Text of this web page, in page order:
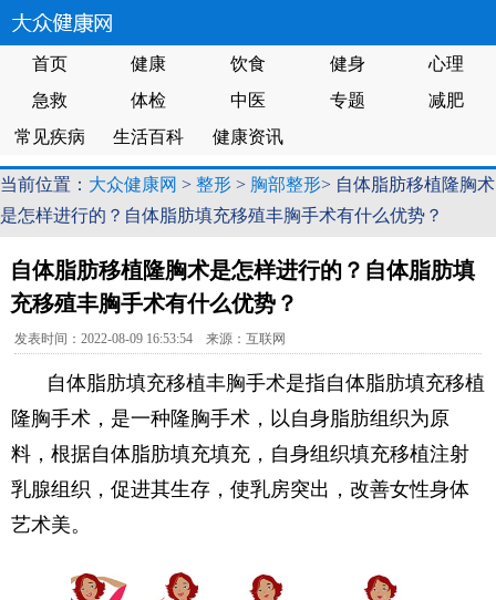
首页 健康 饮食 健身
心理
急救
体检 中医 专题
减肥
常见疾病
生活百科 健康资讯
当前位置： 大众健康网 > 整形 > 胸部整形> 自体脂肪移植隆胸术
是怎样进行的？自体脂肪填充移殖丰胸手术有什么优势？
自体脂肪移植隆胸术是怎样进行的？自体脂肪填
充移殖丰胸手术有什么优势？
发表时间：2022-08-09 16:53:54 来源：互联网
自体脂肪填充移植丰胸手术是指自体脂肪填充移植
隆胸手术，是一种隆胸手术，以自身脂肪组织为原
料，根据自体脂肪填充填充，自身组织填充移植注射
乳腺组织，促进其生存，使乳房突出，改善女性身体
艺术美。